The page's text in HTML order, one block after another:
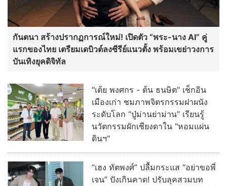
กันตนา สร้างปรากฏการณ์ใหม่! เปิดตัว “พระ-นาง AI” คู่
แรกของไทย เตรียมเดบิวต์ลงซีรีย์แนวตั้ง พร้อมเขย่าวงการ
บันเทิงยุคดิจิทัล
"เต้ย พงศกร - ต้น ธนษิต" เช็กอิน
เมืองเก่า ชมภาพจิตรกรรมฝาผนัง
ระดับโลก “ปู่ม่านย่าม่าน” เรียนรู้
นวัตกรรมผักเชียงดาใน "หอมแผ่น
ดินฯ"
“เฮง ทัตพงศ์” ปลื้มกระแส “อย่าขอพี่
เจน” ปังเกินคาด! ปรับลุคสวมบท